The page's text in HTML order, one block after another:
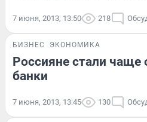
7 июня, 2013, 13:50 218
БИЗНЕС ЭКОНОМИКА
Россияне стали
банки
7 июня, 2013, 13:45 130